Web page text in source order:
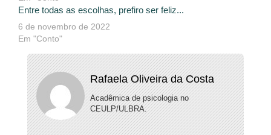
Entre todas as escolhas, prefiro ser feliz...
6 de novembro de 2022
Em "Conto"
Rafaela Oliveira da Costa
Acadêmica de psicologia no
CEULP/ULBRA.